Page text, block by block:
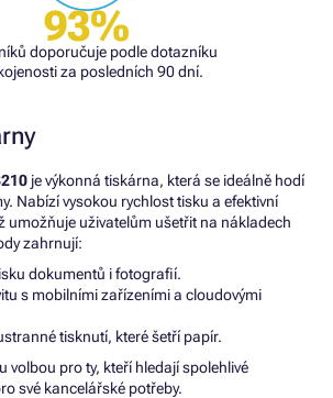
93%
doporučuje podle dotazníku
za posledních 90 dní.
je výkonná tiskárna, která se ideálně hodí
Nabízí vysokou rychlost tisku a efektivní
umožňuje uživatelům ušetřit na nákladech
zahrnují:
dokumentů i fotografií.
s mobilními zařízeními a cloudovými
tisknutí, které šetří papír.
volbou pro ty, kteří hledají spolehlivé
své kancelářské potřeby.